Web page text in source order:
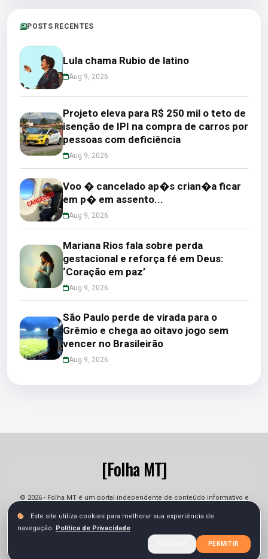
POSTS RECENTES
Lula chama Rubio de latino
Aug 9, 2026
Projeto eleva para R$ 250 mil o teto de
isenção de IPI na compra de carros por
pessoas com deficiência
Aug 9, 2026
Voo � cancelado ap�s crian�a ficar
em p� em assento...
Aug 9, 2026
Mariana Rios fala sobre perda
gestacional e reforça fé em Deus:
‘Coração em paz’
Aug 9, 2026
São Paulo perde de virada para o
Grêmio e chega ao oitavo jogo sem
vencer no Brasileirão
Aug 9, 2026
[Folha MT]
© 2026 - Folha MT é um portal independente de conteúdo informativo e
jornalístico. As informações podem sofrer alterações.
Privacidade
Este site utiliza cookies para melhorar sua experiência de
navegação. Política de Privacidade
PERMITIR